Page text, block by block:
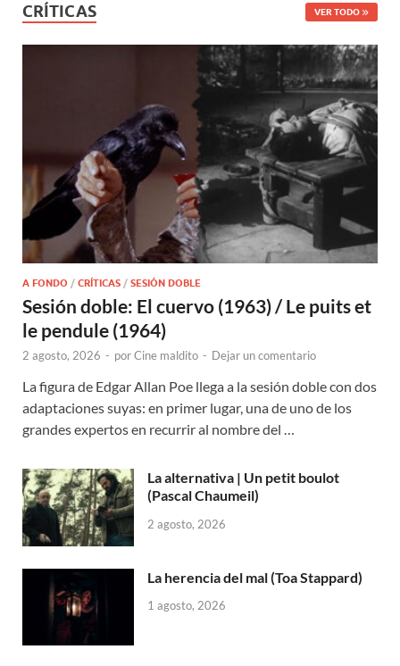
CRÍTICAS VER TODO
A FONDO / CRÍTICAS / SESIÓN DOBLE
Sesión doble: El cuervo (1963) / Le puits et
le pendule (1964)
2 agosto, 2026 - porCine maldito - Dejar un comentario
La figura de Edgar Allan Poe llega a la sesión doble con dos
adaptaciones suyas: en primer lugar, una de uno de los
grandes expertos en recurrir al nombre del …
La alternativa | Un petit boulot
(Pascal Chaumeil)
2 agosto, 2026
La herencia del mal (Toa Stappard)
1 agosto, 2026